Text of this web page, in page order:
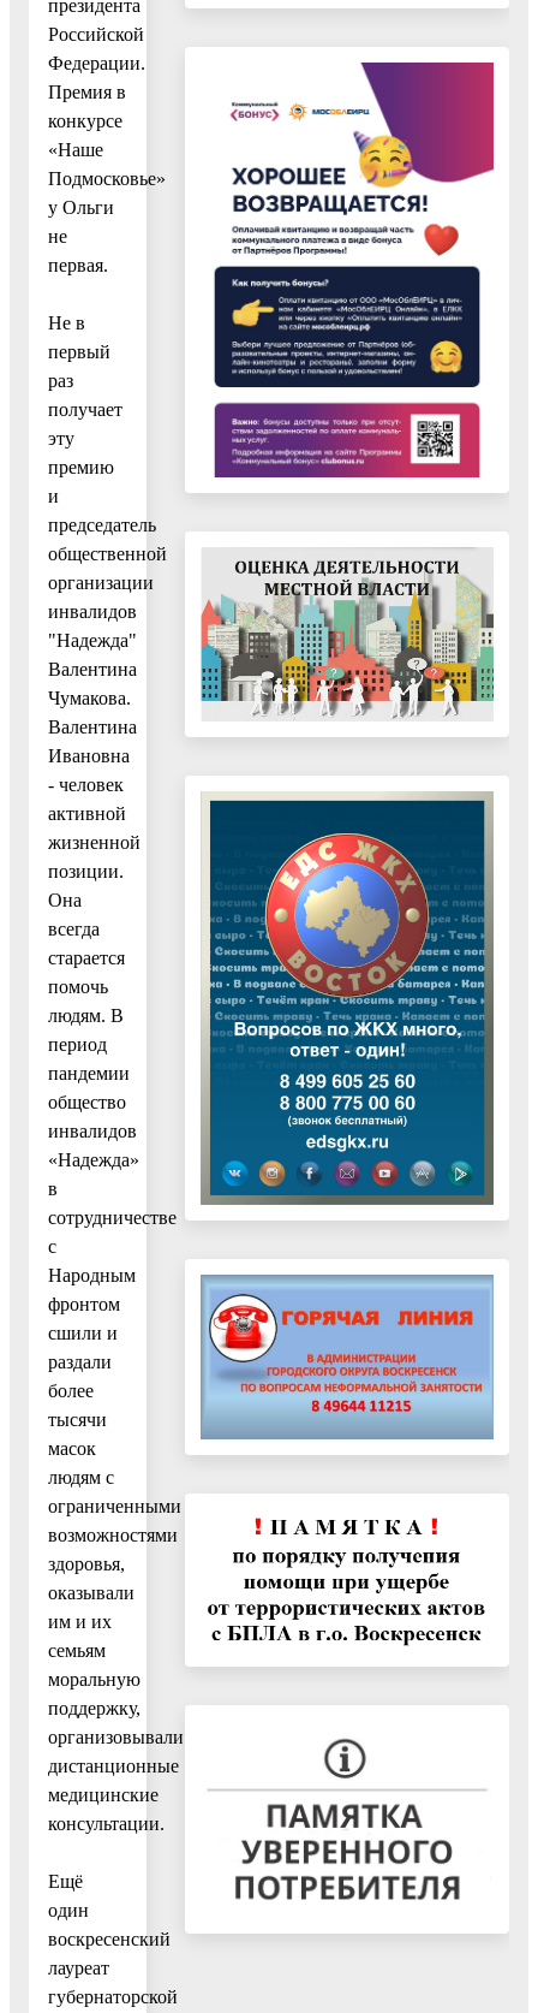
президента
Российской
Федерации.
Премия в
конкурсе
«Наше
Подмосковье»
у Ольги
не
первая.
Не в
первый
раз
получает
эту
премию
и
председатель
общественной
организации
инвалидов
"Надежда"
Валентина
Чумакова.
Валентина
Ивановна
- человек
активной
жизненной
позиции.
Она
всегда
старается
помочь
людям. В
период
пандемии
общество
инвалидов
«Надежда»
в
сотрудничестве
с
Народным
фронтом
сшили и
раздали
более
тысячи
масок
людям с
ограниченными
возможностями
здоровья,
оказывали
им и их
семьям
моральную
поддержку,
организовывали
дистанционные
медицинские
консультации.
Ещё
один
воскресенский
лауреат
губернаторской